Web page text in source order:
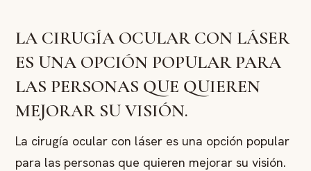
LA CIRUGÍA OCULAR CON LÁSER
ES UNA OPCIÓN POPULAR PARA
LAS PERSONAS QUE QUIEREN
MEJORAR SU VISIÓN.
La cirugía ocular con láser es una opción popular
para las personas que quieren mejorar su visión.